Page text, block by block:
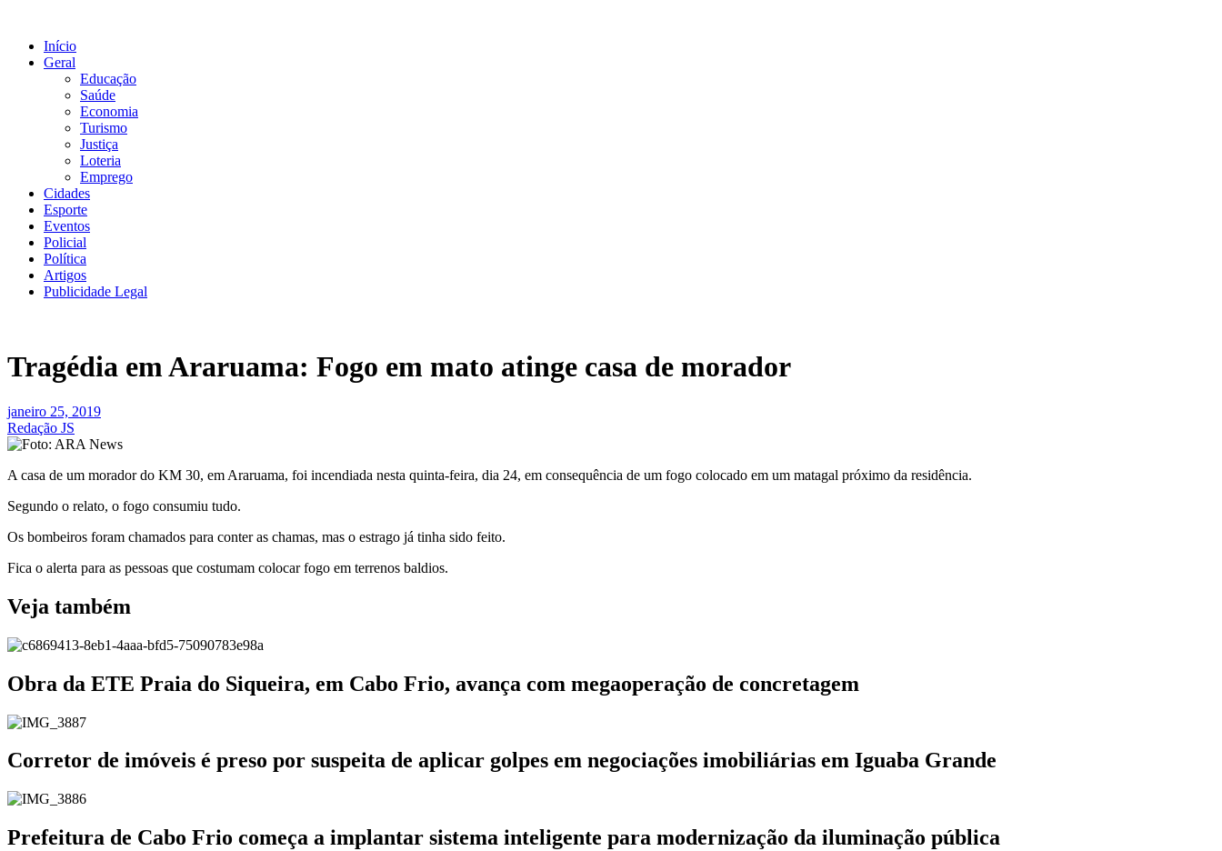
conteúdo
Início
Geral
Educação
Saúde
Economia
Turismo
Justiça
Loteria
Emprego
Cidades
Esporte
Eventos
Policial
Política
Artigos
Publicidade Legal
Tragédia em Araruama: Fogo em mato atinge casa de morador
janeiro 25, 2019
Redação JS
A casa de um morador do KM 30, em Araruama, foi incendiada nesta quinta-feira, dia 24, em consequência de um fogo colocado em um matagal próximo da residência.
Segundo o relato, o fogo consumiu tudo.
Os bombeiros foram chamados para conter as chamas, mas o estrago já tinha sido feito.
Fica o alerta para as pessoas que costumam colocar fogo em terrenos baldios.
Veja também
Obra da ETE Praia do Siqueira, em Cabo Frio, avança com megaoperação de concretagem
Corretor de imóveis é preso por suspeita de aplicar golpes em negociações imobiliárias em Iguaba Grande
Prefeitura de Cabo Frio começa a implantar sistema inteligente para modernização da iluminação pública